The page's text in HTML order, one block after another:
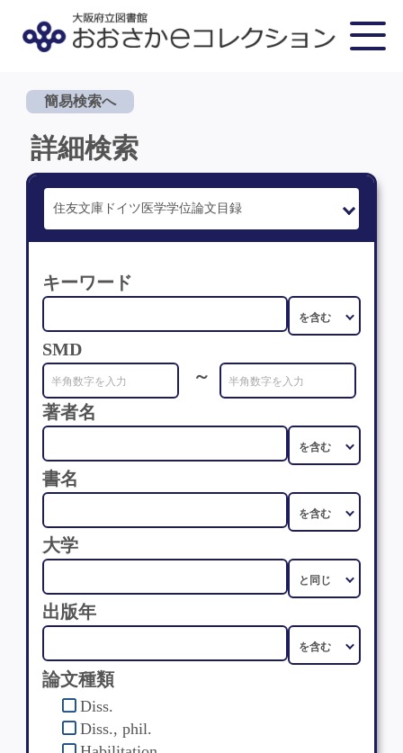
簡易検索へ
詳細検索
キーワード
SMD
～
著者名
書名
大学
出版年
論文種類
Diss.
Diss., phil.